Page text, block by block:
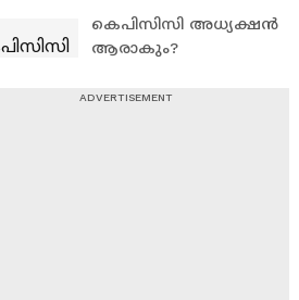
| Zohran Mamdani
കെപിസിസി അധ്യക്ഷൻ
ആരാകും?
ഖർഗയെയും കണ്ട്